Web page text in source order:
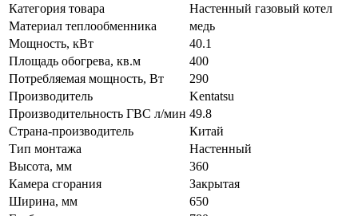
Категория товара
Настенный газовый котел
Материал теплообменника
медь
Мощность, кВт
40.1
Площадь обогрева, кв.м
400
Потребляемая мощность, Вт
290
Производитель
Kentatsu
Производительность ГВС л/мин 49.8
Страна-производитель
Китай
Тип монтажа
Настенный
Высота, мм
360
Камера сгорания
Закрытая
Ширина, мм
650